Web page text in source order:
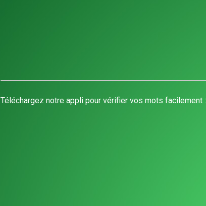
Téléchargez notre appli pour vérifier vos mots facilement :